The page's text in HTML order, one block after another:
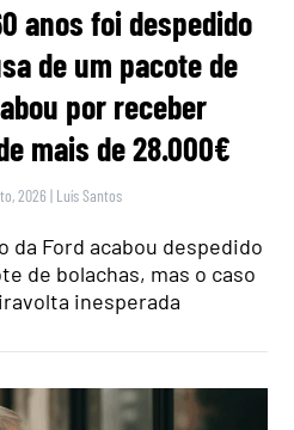
anos foi despedido
de um pacote de
por receber
mais de 28.000€
2026 | Luís Santos
da Ford acabou despedido
de bolachas, mas o caso
inesperada